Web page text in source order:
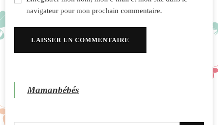
navigateur pour mon prochain commentaire.
Mamanbébés